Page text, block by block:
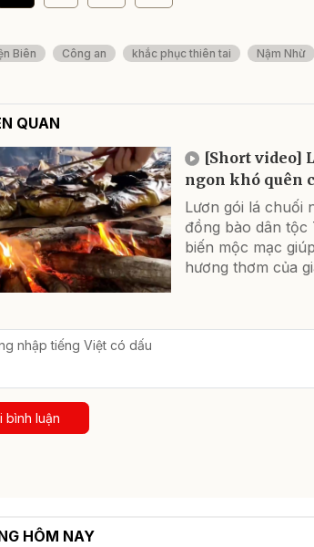
Biên Công an khắc phục thiên tai Nậm Nhừ
QUAN
[Short video]
ngon khó quên
Lươn gói lá chuối
đồng bào dân tộc
biến mộc mạc
hương thơm của
bình luận
HÔM NAY